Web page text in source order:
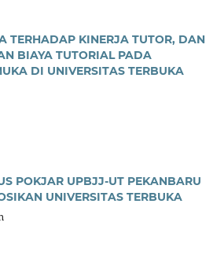
TERHADAP KINERJA TUTOR, DAN
BIAYA TUTORIAL PADA
DI UNIVERSITAS TERBUKA
POKJAR UPBJJ-UT PEKANBARU
UNIVERSITAS TERBUKA